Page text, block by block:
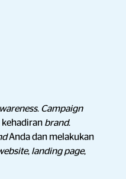
. Campaign
kehadiran brand.
Anda dan melakukan
, landing page,